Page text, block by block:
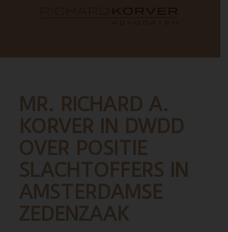
MR. RICHARD A.
KORVER IN DWDD
OVER POSITIE
SLACHTOFFERS IN
AMSTERDAMSE
ZEDENZAAK